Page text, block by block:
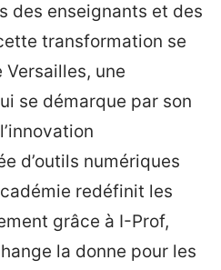
des enseignants et des
transformation se
Versailles, une
se démarque par son
d’outils numériques
redéfinit les
grâce à I-Prof,
la donne pour les